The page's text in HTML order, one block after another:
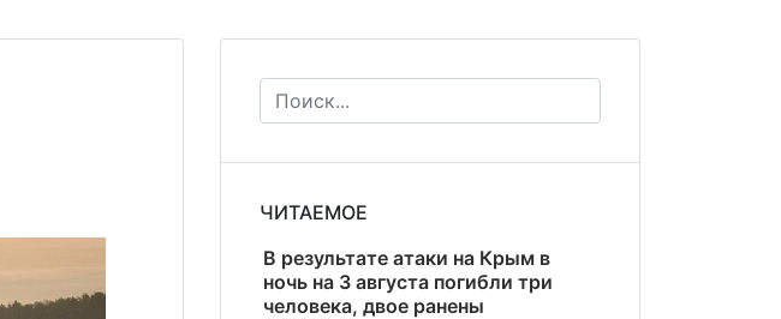
ЧИТАЕМОЕ
В результате атаки на Крым в
ночь на 3 августа погибли три
человека, двое ранены